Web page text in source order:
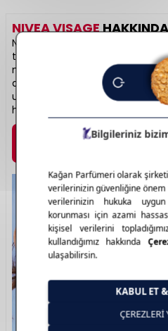
NIVEA VISAGEHAKKINDA
Nivea Visage, yüz bakımına
temizleyici ve anti-aging
nazikçe arındırırken aynı
dengesini korur. Yaşlanma
uygun formülleriyle farklı
her gün güvenle tercih
Marka Detayı